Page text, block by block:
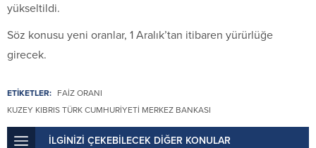
yükseltildi.
Söz konusu yeni oranlar, 1 Aralık’tan itibaren yürürlüğe
girecek.
ETİKETLER:
FAIZ ORANI
KUZEY KIBRIS TÜRK CUMHURIYETI MERKEZ BANKASI
İLGİNİZİ ÇEKEBİLECEK DİĞER KONULAR